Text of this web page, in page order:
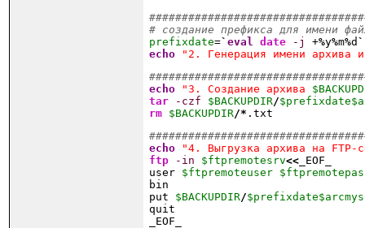
# создание префикса для имени
prefixdate=` eval date -j +%y%m%d `
echo
"2. Генерация имени архива
echo
"3. Создание архива
tar
-czf $BACKUPDIR/$prefixdate
rm $BACKUPDIR/* .txt
echo
"4. Выгрузка архива на FTP-
ftp
-in $ftpremotesrv<< _EOF_
user $ftpremoteuser
bin
put $BACKUPDIR/$prefixdate
quit
_EOF_